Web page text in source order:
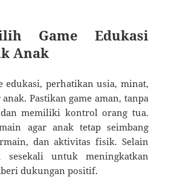
Game Edukasi
Anak
edukasi, perhatikan usia, minat,
Pastikan game aman, tanpa
memiliki kontrol orang tua.
agar anak tetap seimbang
dan aktivitas fisik. Selain
untuk meningkatkan
dukungan positif.